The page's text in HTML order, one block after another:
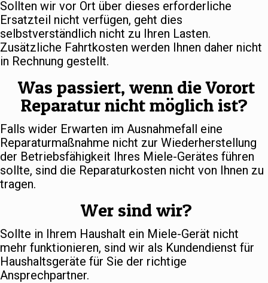
Sollten wir vor Ort über dieses erforderliche
Ersatzteil nicht verfügen, geht dies
selbstverständlich nicht zu Ihren Lasten.
Zusätzliche Fahrtkosten werden Ihnen daher nicht
in Rechnung gestellt.
Was passiert, wenn die Vorort
Reparatur nicht möglich ist?
Falls wider Erwarten im Ausnahmefall eine
Reparaturmaßnahme nicht zur Wiederherstellung
der Betriebsfähigkeit Ihres Miele-Gerätes führen
sollte, sind die Reparaturkosten nicht von Ihnen zu
tragen.
Wer sind wir?
Sollte in Ihrem Haushalt ein Miele-Gerät nicht
mehr funktionieren, sind wir als Kundendienst für
Haushaltsgeräte für Sie der richtige
Ansprechpartner.